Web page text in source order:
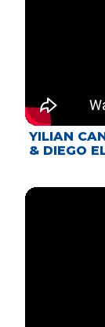
YILIAN
& DIEGO